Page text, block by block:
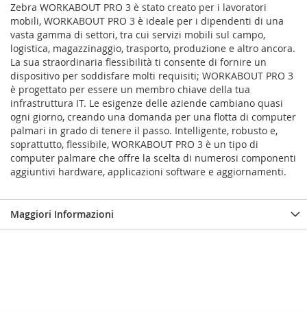
Zebra WORKABOUT PRO 3 è stato creato per i lavoratori
mobili, WORKABOUT PRO 3 è ideale per i dipendenti di una
vasta gamma di settori, tra cui servizi mobili sul campo,
logistica, magazzinaggio, trasporto, produzione e altro ancora.
La sua straordinaria flessibilità ti consente di fornire un
dispositivo per soddisfare molti requisiti; WORKABOUT PRO 3
è progettato per essere un membro chiave della tua
infrastruttura IT. Le esigenze delle aziende cambiano quasi
ogni giorno, creando una domanda per una flotta di computer
palmari in grado di tenere il passo. Intelligente, robusto e,
soprattutto, flessibile, WORKABOUT PRO 3 è un tipo di
computer palmare che offre la scelta di numerosi componenti
aggiuntivi hardware, applicazioni software e aggiornamenti.
Maggiori Informazioni